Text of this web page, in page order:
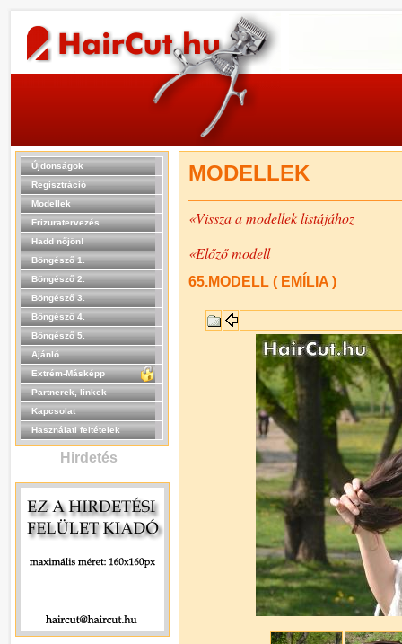
Újdonságok
Regisztráció
Modellek
Frizuratervezés
Hadd nőjön!
Böngésző 1.
Böngésző 2.
Böngésző 3.
Böngésző 4.
Böngésző 5.
Ajánló
Extrém-Másképp
Partnerek, linkek
Kapcsolat
Használati feltételek
Hirdetés
MODELLEK
«Vissza a modellek listájához
«Előző modell
65.MODELL ( EMÍLIA )